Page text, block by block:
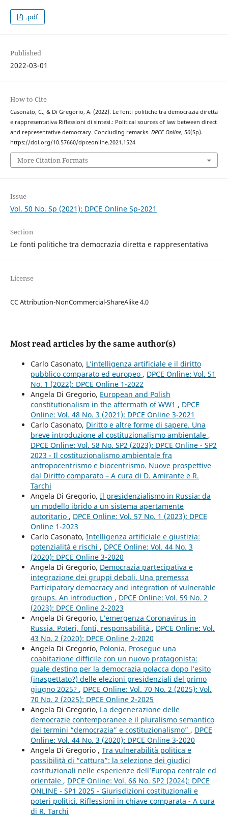
.pdf
Published
2022-03-01
How to Cite
Casonato, C., & Di Gregorio, A. (2022). Le fonti politiche tra democrazia diretta
e rappresentativa Riflessioni di sintesi.: Political sources of law between direct
and representative democracy. Concluding remarks. DPCE Online, 50(Sp).
https://doi.org/10.57660/dpceonline.2021.1524
More Citation Formats
Issue
Vol. 50 No. Sp (2021): DPCE Online Sp-2021
Section
Le fonti politiche tra democrazia diretta e rappresentativa
License
CC Attribution-NonCommercial-ShareAlike 4.0
Most read articles by the same author(s)
Carlo Casonato, L’intelligenza artificiale e il diritto
pubblico comparato ed europeo , DPCE Online: Vol. 51
No. 1 (2022): DPCE Online 1-2022
Angela Di Gregorio, European and Polish
constitutionalism in the aftermath of WW1 , DPCE
Online: Vol. 48 No. 3 (2021): DPCE Online 3-2021
Carlo Casonato, Diritto e altre forme di sapere. Una
breve introduzione al costituzionalismo ambientale ,
DPCE Online: Vol. 58 No. SP2 (2023): DPCE Online - SP2
2023 - Il costituzionalismo ambientale fra
antropocentrismo e biocentrismo. Nuove prospettive
dal Diritto comparato – A cura di D. Amirante e R.
Tarchi
Angela Di Gregorio, Il presidenzialismo in Russia: da
un modello ibrido a un sistema apertamente
autoritario , DPCE Online: Vol. 57 No. 1 (2023): DPCE
Online 1-2023
Carlo Casonato, Intelligenza artificiale e giustizia:
potenzialità e rischi , DPCE Online: Vol. 44 No. 3
(2020): DPCE Online 3-2020
Angela Di Gregorio, Democrazia partecipativa e
integrazione dei gruppi deboli. Una premessa
Participatory democracy and integration of vulnerable
groups. An introduction , DPCE Online: Vol. 59 No. 2
(2023): DPCE Online 2-2023
Angela Di Gregorio, L’emergenza Coronavirus in
Russia. Poteri, fonti, responsabilità , DPCE Online: Vol.
43 No. 2 (2020): DPCE Online 2-2020
Angela Di Gregorio, Polonia. Prosegue una
coabitazione difficile con un nuovo protagonista:
quale destino per la democrazia polacca dopo l’esito
(inaspettato?) delle elezioni presidenziali del primo
giugno 2025? , DPCE Online: Vol. 70 No. 2 (2025): Vol.
70 No. 2 (2025): DPCE Online 2-2025
Angela Di Gregorio, La degenerazione delle
democrazie contemporanee e il pluralismo semantico
dei termini “democrazia” e costituzionalismo” , DPCE
Online: Vol. 44 No. 3 (2020): DPCE Online 3-2020
Angela Di Gregorio , Tra vulnerabilità politica e
possibilità di “cattura”: la selezione dei giudici
costituzionali nelle esperienze dell’Europa centrale ed
orientale , DPCE Online: Vol. 66 No. SP2 (2024): DPCE
ONLINE - SP1 2025 - Giurisdizioni costituzionali e
poteri politici. Riflessioni in chiave comparata - A cura
di R. Tarchi